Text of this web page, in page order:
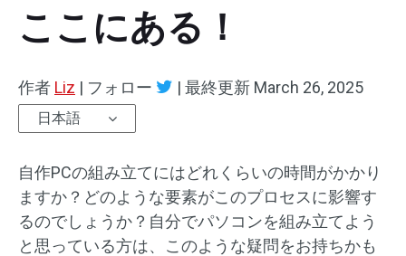
ここにある！
作者 Liz | フォロー | 最終更新 March 26, 2025
日本語
自作PCの組み立てにはどれくらいの時間がかかり
ますか？どのような要素がこのプロセスに影響す
るのでしょうか？自分でパソコンを組み立てよう
と思っている方は、このような疑問をお持ちかも